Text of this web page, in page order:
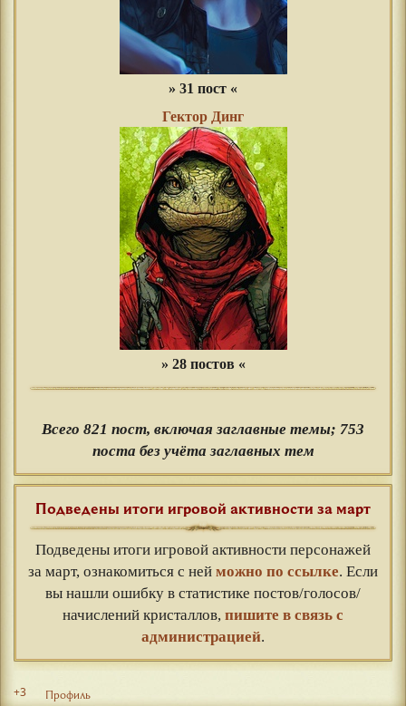
» 31 пост «
Гектор Динг
» 28 постов «
Всего 821 пост, включая заглавные темы; 753
поста без учёта заглавных тем
Подведены итоги игровой активности за март
Подведены итоги игровой активности персонажей
за март, ознакомиться с ней можно по ссылке. Если
вы нашли ошибку в статистике постов/голосов/
начислений кристаллов, пишите в связь с
администрацией.
+3 Профиль